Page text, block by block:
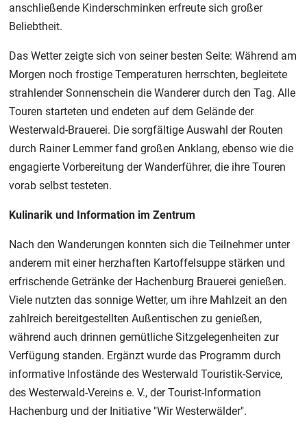
anschließende Kinderschminken erfreute sich großer
Beliebtheit.
Das Wetter zeigte sich von seiner besten Seite: Während am
Morgen noch frostige Temperaturen herrschten, begleitete
strahlender Sonnenschein die Wanderer durch den Tag. Alle
Touren starteten und endeten auf dem Gelände der
Westerwald-Brauerei. Die sorgfältige Auswahl der Routen
durch Rainer Lemmer fand großen Anklang, ebenso wie die
engagierte Vorbereitung der Wanderführer, die ihre Touren
vorab selbst testeten.
Kulinarik und Information im Zentrum
Nach den Wanderungen konnten sich die Teilnehmer unter
anderem mit einer herzhaften Kartoffelsuppe stärken und
erfrischende Getränke der Hachenburg Brauerei genießen.
Viele nutzten das sonnige Wetter, um ihre Mahlzeit an den
zahlreich bereitgestellten Außentischen zu genießen,
während auch drinnen gemütliche Sitzgelegenheiten zur
Verfügung standen. Ergänzt wurde das Programm durch
informative Infostände des Westerwald Touristik-Service,
des Westerwald-Vereins e. V., der Tourist-Information
Hachenburg und der Initiative "Wir Westerwälder".